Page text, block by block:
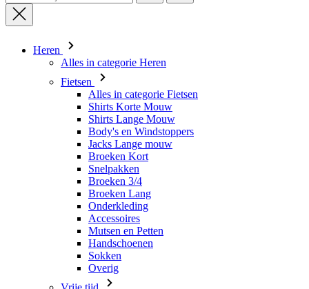
Heren
Alles in categorie Heren
Fietsen
Alles in categorie Fietsen
Shirts Korte Mouw
Shirts Lange Mouw
Body's en Windstoppers
Jacks Lange mouw
Broeken Kort
Snelpakken
Broeken 3/4
Broeken Lang
Onderkleding
Accessoires
Mutsen en Petten
Handschoenen
Sokken
Overig